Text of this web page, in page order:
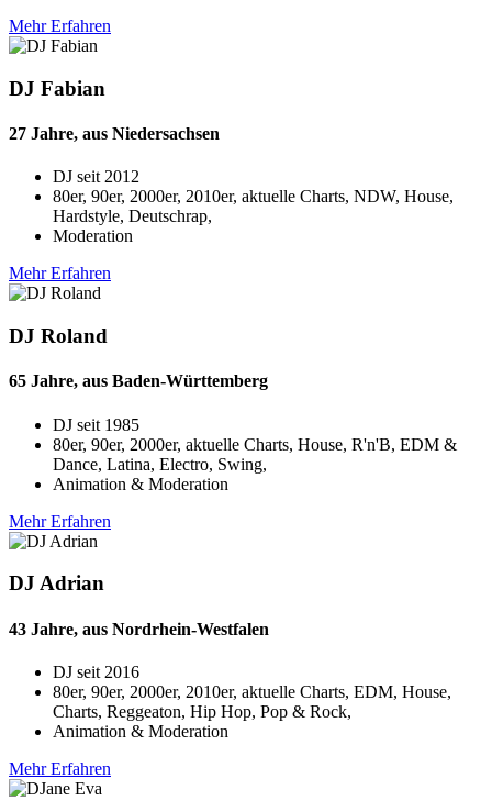
Mehr Erfahren
DJ Fabian
27 Jahre, aus Niedersachsen
DJ seit 2012
80er, 90er, 2000er, 2010er, aktuelle Charts, NDW, House,
Hardstyle, Deutschrap,
Moderation
Mehr Erfahren
DJ Roland
65 Jahre, aus Baden-Württemberg
DJ seit 1985
80er, 90er, 2000er, aktuelle Charts, House, R'n'B, EDM &
Dance, Latina, Electro, Swing,
Animation & Moderation
Mehr Erfahren
DJ Adrian
43 Jahre, aus Nordrhein-Westfalen
DJ seit 2016
80er, 90er, 2000er, 2010er, aktuelle Charts, EDM, House,
Charts, Reggeaton, Hip Hop, Pop & Rock,
Animation & Moderation
Mehr Erfahren